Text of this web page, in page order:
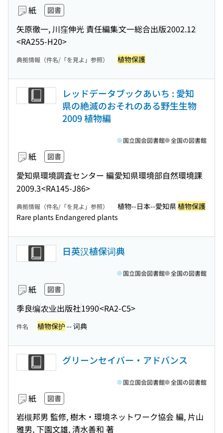
紙 図書
矢原徹一, 川窪伸光 責任編集文一総合出版2002.12
<RA255-H20>
典拠情報（件名/「を見よ」参照） 植物保護
レッドデータブックあいち : 愛知
県の絶滅のおそれのある野生生物
2009 植物編
紙 図書
愛知県環境調査センター 編愛知県環境部自然環境課
2009.3<RA145-J86>
国立国会図書館 全国の図書館
典拠情報（件名/「を見よ」参照） 植物--日本--愛知県植物保護
Rare plants Endangered plants
日英汉植保词典
紙 図書
季良编农业出版社1990<RA2-C5>
国立国会図書館 全国の図書館
件名 植物保护 -- 词典
グリーンセイバー・アドバンス
紙 図書
岩槻邦男 監修, 樹木・環境ネットワーク協会 編, 片山
雅男, 下園文雄, 清水善和 著
国立国会図書館 全国の図書館